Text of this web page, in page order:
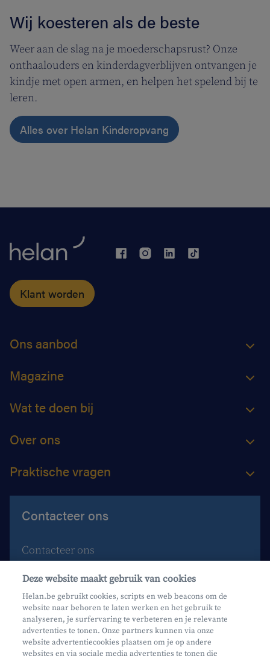
Wij koesteren als de beste
Weer aan de slag na je moederschapsrust? Onze
onthaalouders en kinderdagverblijven ontvangen je
kindje met open armen, en helpen het spelend bij te
leren.
Alles over Helan Kinderopvang
Klant worden
Ons aanbod
Magazine
Wat te doen bij
Over ons
Praktische vragen
Contacteer ons
Contacteer ons
Maak een afspraak
Waar vind je ons?
Phishing
Deze website maakt gebruik van cookies
Helan.be gebruikt cookies, scripts en web beacons om de
website naar behoren te laten werken en het gebruik te
analyseren, je surfervaring te verbeteren en je relevante
advertenties te tonen. Onze partners kunnen via onze
website advertentiecookies plaatsen om je op andere
websites en via sociale media advertenties te tonen die